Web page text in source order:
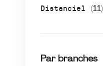
Distanciel (11)
Par branches